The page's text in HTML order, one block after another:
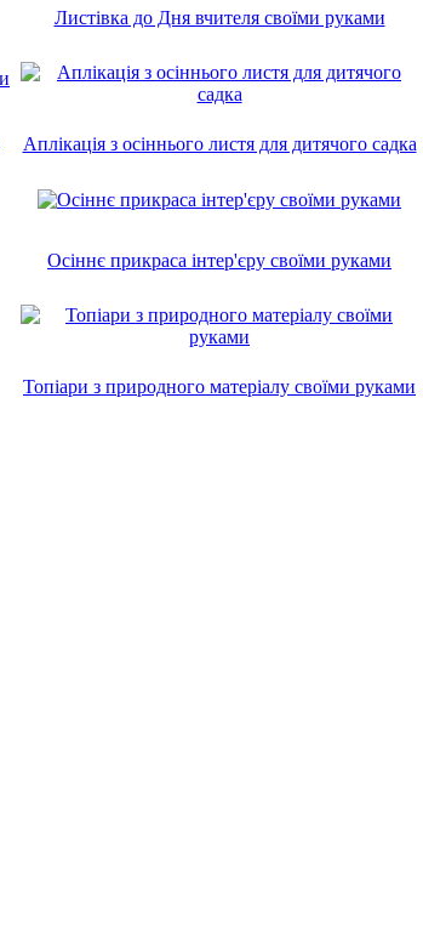
Листівка до Дня вчителя своїми руками
Аплікація з осіннього листя для дитячого садка
Осіннє прикраса інтер'єру своїми руками
Топіари з природного матеріалу своїми руками